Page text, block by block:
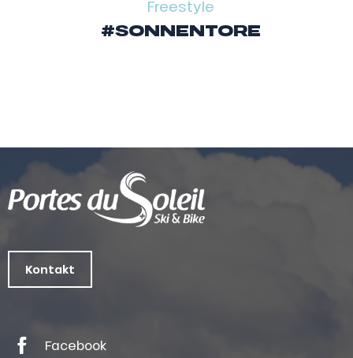
Freestyle
#SONNENTORE
Kontakt
Facebook